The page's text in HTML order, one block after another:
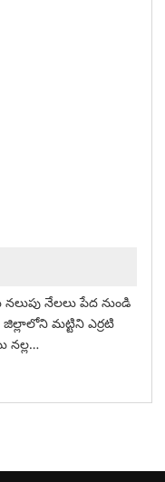
నేలలు పేద నుండి
మట్టిని ఎర్రటి
నల్ల…